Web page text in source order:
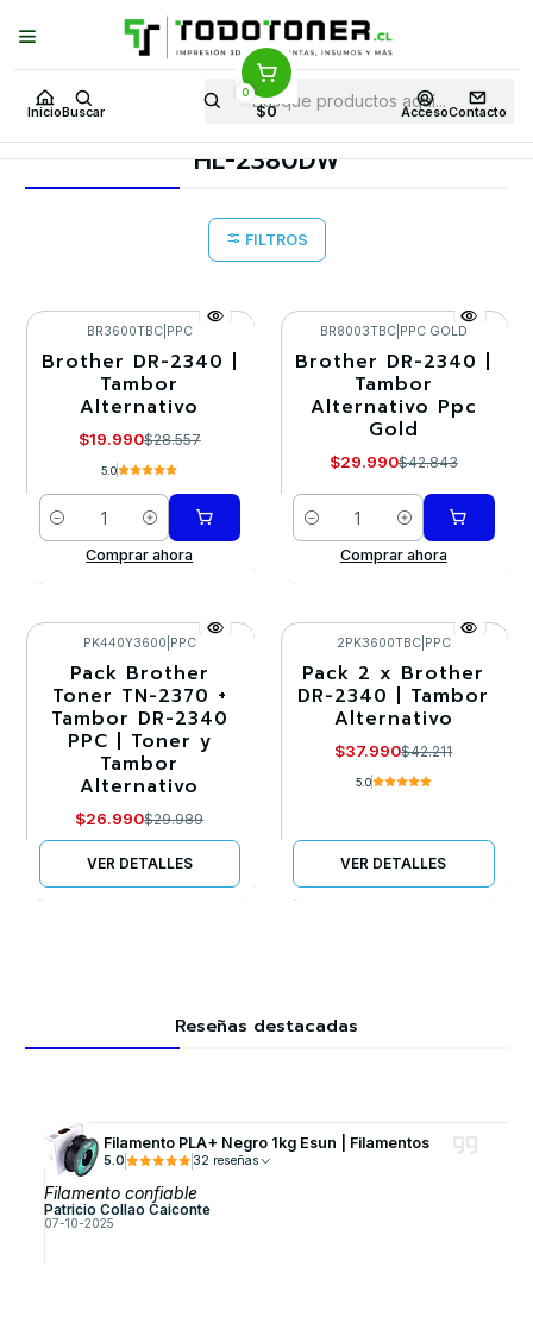
Inicio Buscar
0
$0 AccesoContacto
Puedes Elegir: Comprar enTienda· Despachoa Todo Chile · Retiro en
Tienda en24 Horas
Inicio Toner y tambor Tambor Alternativo BROTHER
Equipos BROTHER
HL-2380DW
FILTROS
-30%
BR3600TBC| PPC
Brother DR-2340 |
Tambor
Alternativo
$19.990$28.557
5.0
Cantidad
Comprar ahora
-30%
BR8003TBC| PPC GOLD
Brother DR-2340 |
Tambor
Alternativo Ppc
Gold
$29.990$42.843
Cantidad
Comprar ahora
-10%
Agotado
PK440Y3600 PPC
Pack Brother
Toner TN-2370 +
Tambor DR-2340
PPC | Toner y
Tambor
Alternativo
$26.990$29.989
VER DETALLES
-10%
Agotado
2PK3600TBC| PPC
Pack 2 x Brother
DR-2340 | Tambor
Alternativo
$37.990$42.211
5.0
VER DETALLES
Reseñas destacadas
Filamento PLA+ Negro 1kg Esun | Filamentos
5.0 32 reseñas
Filamento confiable
Patricio Collao Caiconte
07-10-2025